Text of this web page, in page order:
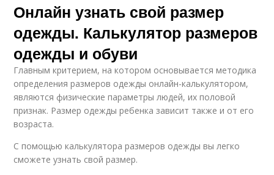
Онлайн узнать свой размер
одежды. Калькулятор размеров
одежды и обуви
Главным критерием, на котором основывается методика
определения размеров одежды онлайн-калькулятором,
являются физические параметры людей, их половой
признак. Размер одежды ребенка зависит также и от его
возраста.
С помощью калькулятора размеров одежды вы легко
сможете узнать свой размер.